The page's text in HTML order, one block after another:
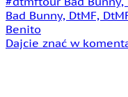
Dajcie znać w